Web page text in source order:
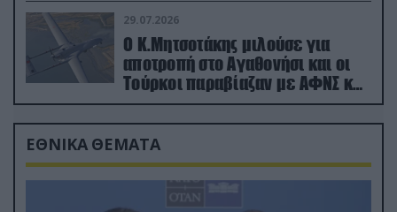
29.07.2026
Ο Κ.Μητσοτάκης μιλούσε για
αποτροπή στο Αγαθονήσι και οι
Τούρκοι παραβίαζαν με ΑΦΝΣ και
drone
ΕΘΝΙΚΑ ΘΕΜΑΤΑ